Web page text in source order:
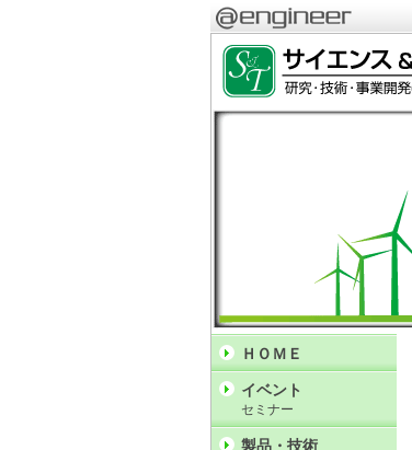
ＨＯＭＥ
イベント
セミナー
製品・技術